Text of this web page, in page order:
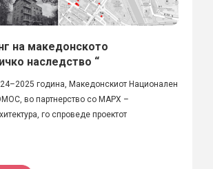
на македонското
наследство “
година, Македонскиот Национален
во партнерство со МАРХ –
го спроведе проектот